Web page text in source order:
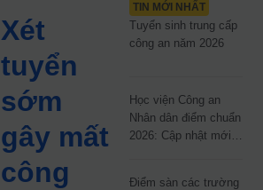
Xét
tuyển
sớm
gây mất
công
TIN MỚI NHẤT
Tuyển sinh trung cấp
công an năm 2026
Học viện Công an
Nhân dân điểm chuẩn
2026: Cập nhật mới
Điểm sàn các trường